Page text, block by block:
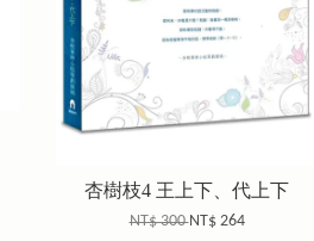
杏樹枝4 王上下、代上下
NT$ 300NT$ 264